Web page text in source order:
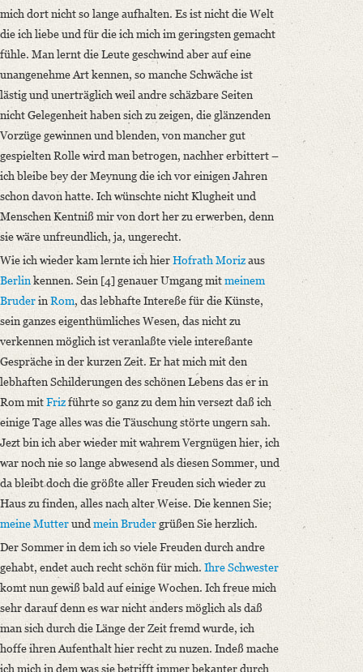
mich dort nicht so lange aufhalten. Es ist nicht die Welt
die ich liebe und für die ich mich im geringsten gemacht
fühle. Man lernt die Leute geschwind aber auf eine
unangenehme Art kennen, so manche Schwäche ist
lästig und unerträglich weil andre schäzbare Seiten
nicht Gelegenheit haben sich zu zeigen, die glänzenden
Vorzüge gewinnen und blenden, von mancher gut
gespielten Rolle wird man betrogen, nachher erbittert –
ich bleibe bey der Meynung die ich vor einigen Jahren
schon davon hatte. Ich wünschte nicht Klugheit und
Menschen Kentniß mir von dort her zu erwerben, denn
sie wäre unfreundlich, ja, ungerecht.
Wie ich wieder kam lernte ich hierHofrath Morizaus
Berlinkennen. Sein [4] genauer Umgang mitmeinem
BruderinRom, das lebhafte Intereße für die Künste,
sein ganzes eigenthümliches Wesen, das nicht zu
verkennen möglich ist veranlaßte viele intereßante
Gespräche in der kurzen Zeit. Er hat mich mit den
lebhaften Schilderungen des schönen Lebens das er in
Rom mitFrizführte so ganz zu dem hin versezt daß ich
einige Tage alles was die Täuschung störte ungern sah.
Jezt bin ich aber wieder mit wahrem Vergnügen hier, ich
war noch nie so lange abwesend als diesen Sommer, und
da bleibt doch die größte aller Freuden sich wieder zu
Haus zu finden, alles nach alter Weise. Die kennen Sie;
meine Mutterund mein Brudergrüßen Sie herzlich.
Der Sommer in dem ich so viele Freuden durch andre
gehabt, endet auch recht schön für mich. Ihre Schwester
komt nun gewiß bald auf einige Wochen. Ich freue mich
sehr darauf denn es war nicht anders möglich als daß
man sich durch die Länge der Zeit fremd wurde, ich
hoffe ihren Aufenthalt hier recht zu nuzen. Indeß mache
ich mich in dem was sie betrifft immer bekanter durch